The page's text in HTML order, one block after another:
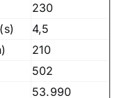
230
4,5
210
502
53.990